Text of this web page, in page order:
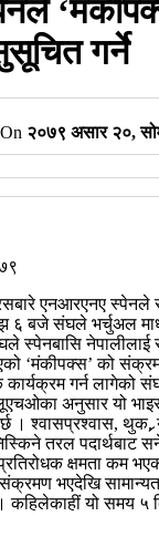
गर्ने
On २०७९ असार २०,
एनआरएनए
६ बजे संघले भर्चुअल
स्पेनबासि नेपालीलाई
‘मंकीपक्स’ को
गर्न लागेको
अनुसार यो
। श्वासप्रश्वास, थुक,
तरल पदार्थबाट
क्षमता कम
भएदेखि
कहिलेकाहीं यो समय ५